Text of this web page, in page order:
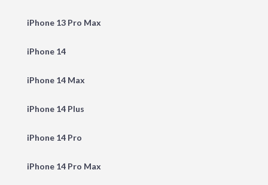
iPhone 13 Pro Max
iPhone 14
iPhone 14 Max
iPhone 14 Plus
iPhone 14 Pro
iPhone 14 Pro Max